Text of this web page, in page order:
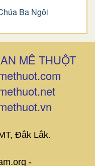
Ba Ngôi
MÊ THUỘT
Đắk Lắk.
-